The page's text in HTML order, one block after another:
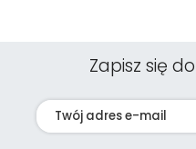
Zapisz się